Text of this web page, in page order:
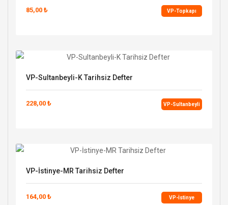
85,00 ₺ VP-Topkapı
VP-Sultanbeyli-K Tarihsiz Defter
228,00 ₺ VP-Sultanbeyli
VP-İstinye-MR Tarihsiz Defter
164,00 ₺ VP-İstinye